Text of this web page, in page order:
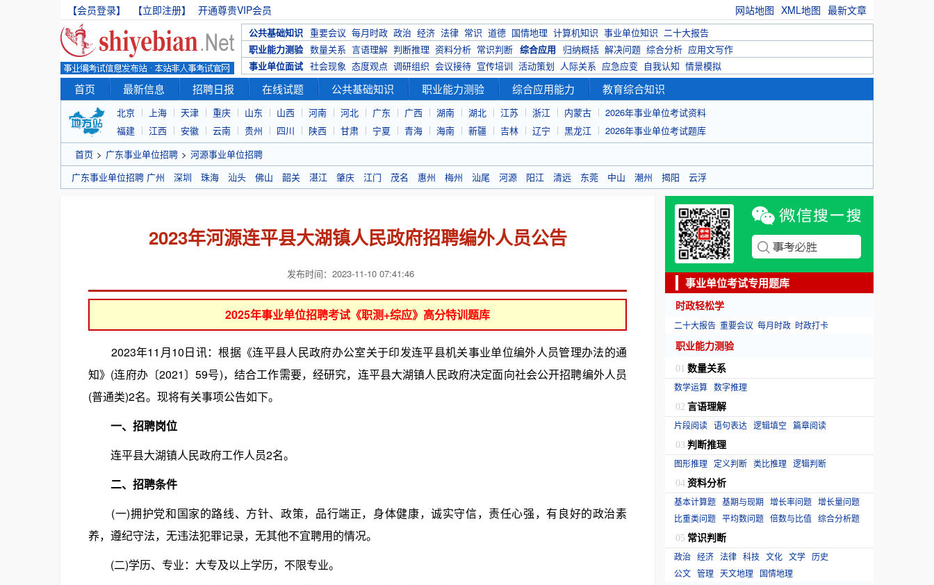
【会员登录】 【立即注册】 开通尊贵VIP会员 网站地图 XML地图 最新文章
公共基础知识 重要会议 每月时政 政治 经济 法律 常识 道德 国情地理 计算机知识 事业单位知识 二十大报告
职业能力测验 数量关系 言语理解 判断推理 资料分析 常识判断 综合应用 归纳概括 解决问题 综合分析 应用文写作
事业单位面试 社会现象 态度观点 调研组织 会议接待 宣传培训 活动策划 人际关系 应急应变 自我认知 情景模拟
首页 最新信息 招聘日报 在线试题 公共基础知识 职业能力测验 综合应用能力 教育综合知识
北京 上海 天津 重庆 山东 山西 河南 河北 广东 广西 湖南 湖北 江苏 浙江 内蒙古
2026年事业单位考试资料
福建
江西 安徽 云南 贵州 四川 陕西 甘肃 宁夏 青海 海南 新疆 吉林 辽宁 黑龙江
2026年事业单位考试题库
首页 > 广东事业单位招聘 > 河源事业单位招聘
广东事业单位招聘 广州 深圳 珠海 汕头 佛山 韶关 湛江 肇庆 江门 茂名 惠州 梅州 汕尾 河源 阳江 清远 东莞 中山 潮州 揭阳 云浮
2023年河源连平县大湖镇人民政府招聘编外人员公告
发布时间：2023-11-10 07:41:46
2025年事业单位招聘考试《职测+综应》高分特训题库
2023年11月10日讯：根据《连平县人民政府办公室关于印发连平县机关事业单位编外人员管理办法的通
知》(连府办〔2021〕59号)，结合工作需要，经研究，连平县大湖镇人民政府决定面向社会公开招聘编外人员
(普通类)2名。现将有关事项公告如下。
一、招聘岗位
连平县大湖镇人民政府工作人员2名。
二、招聘条件
(一)拥护党和国家的路线、方针、政策，品行端正，身体健康，诚实守信，责任心强，有良好的政治素
养，遵纪守法，无违法犯罪记录，无其他不宜聘用的情况。
(二)学历、专业：大专及以上学历，不限专业。
事业单位考试专用题库
时政轻松学
二十大报告 重要会议 每月时政 时政打卡
职业能力测验
01 数量关系
数学运算 数字推理
02 言语理解
片段阅读 语句表达 逻辑填空 篇章阅读
03 判断推理
图形推理 定义判断 类比推理 逻辑判断
04 资料分析
基本计算题 基期与现期 增长率问题 增长量问题
比重类问题 平均数问题 倍数与比值 综合分析题
05 常识判断
政治 经济 法律 科技 文化 文学 历史
公文 管理 天文地理 国情地理